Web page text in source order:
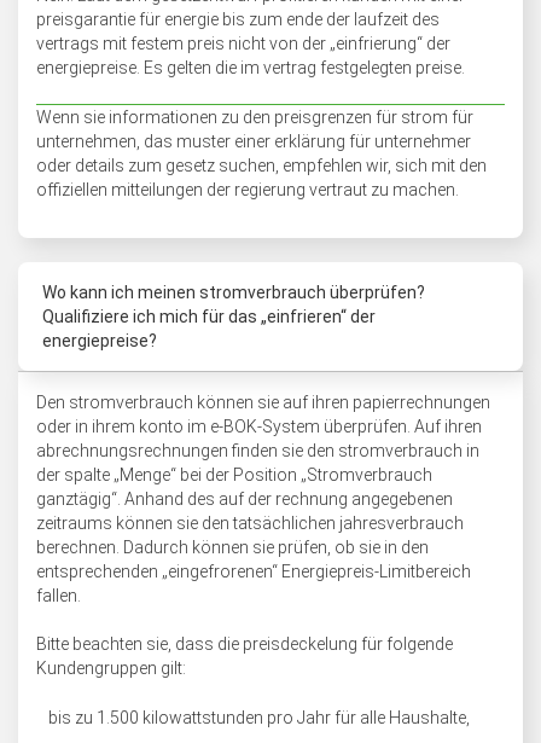
preisgarantie für energie bis zum ende der laufzeit des
vertrags mit festem preis nicht von der „einfrierung“ der
energiepreise. Es gelten die im vertrag festgelegten preise.
Wenn sie informationen zu den preisgrenzen für strom für
unternehmen, das muster einer erklärung für unternehmer
oder details zum gesetz suchen, empfehlen wir, sich mit den
offiziellen mitteilungen der regierung vertraut zu machen.
Wo kann ich meinen stromverbrauch überprüfen?
Qualifiziere ich mich für das „einfrieren“ der
energiepreise?
Den stromverbrauch können sie auf ihren papierrechnungen
oder in ihrem konto im e-BOK-System überprüfen. Auf ihren
abrechnungsrechnungen finden sie den stromverbrauch in
der spalte „Menge“ bei der Position „Stromverbrauch
ganztägig“. Anhand des auf der rechnung angegebenen
zeitraums können sie den tatsächlichen jahresverbrauch
berechnen. Dadurch können sie prüfen, ob sie in den
entsprechenden „eingefrorenen“ Energiepreis-Limitbereich
fallen.
Bitte beachten sie, dass die preisdeckelung für folgende
Kundengruppen gilt:
bis zu 1.500 kilowattstunden pro Jahr für alle Haushalte,